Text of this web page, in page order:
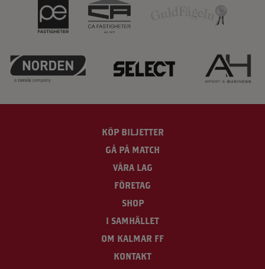
KÖP BILJETTER
GÅ PÅ MATCH
VÅRA LAG
FÖRETAG
SHOP
I SAMHÄLLET
OM KALMAR FF
KONTAKT